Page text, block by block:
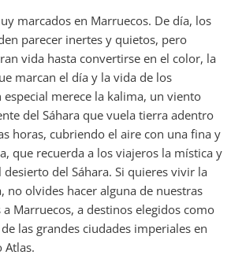
marcados en Marruecos. De día, los
parecer inertes y quietos, pero
vida hasta convertirse en el color, la
marcan el día y la vida de los
merece la kalima, un viento
del Sáhara que vuela tierra adentro
horas, cubriendo el aire con una fina y
que recuerda a los viajeros la mística y
del Sáhara. Si quieres vivir la
no olvides hacer alguna de nuestras
Marruecos, a destinos elegidos como
las grandes ciudades imperiales en
Atlas.